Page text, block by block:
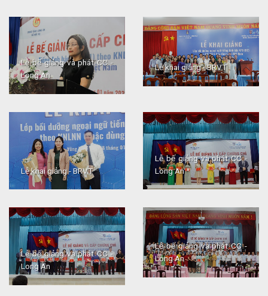
Lễ bế giảng và phát CC -
Long An
Lễ khai giảng - BRVT
Lễ khai giảng - BRVT
Lễ bế giảng và phát CC -
Long An
Lễ bế giảng và phát CC -
Long An
Lễ bế giảng và phát CC -
Long An